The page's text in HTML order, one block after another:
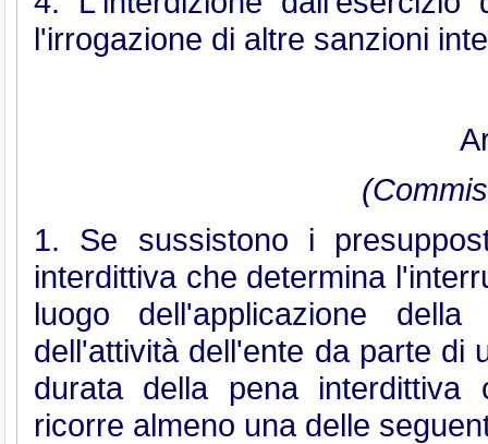
l'irrogazione di altre sanzioni
1. Se sussistono i
interdittiva che determina
luogo dell'applicazione
dell'attività dell'ente da parte di
durata della pena interdittiva
ricorre almeno una delle